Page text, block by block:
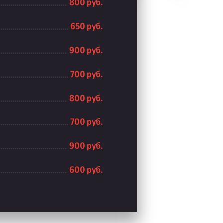
800 руб.
650 руб.
900 руб.
700 руб.
800 руб.
700 руб.
900 руб.
600 руб.